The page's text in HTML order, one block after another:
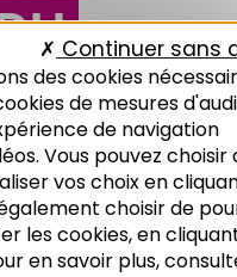
des cookies
de mesures
de navigation
Vous pouvez choisir
vos choix en
choisir de
les cookies, en
en savoir plus,
Continuer sans